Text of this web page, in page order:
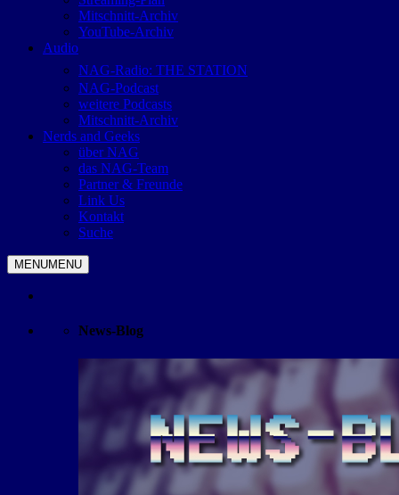
Mitschnitt-Archiv
YouTube-Archiv
Audio
NAG-Radio: THE STATION
NAG-Podcast
weitere Podcasts
Mitschnitt-Archiv
Nerds and Geeks
über NAG
das NAG-Team
Partner & Freunde
Link Us
Kontakt
Suche
MENUMENU
News-Blog